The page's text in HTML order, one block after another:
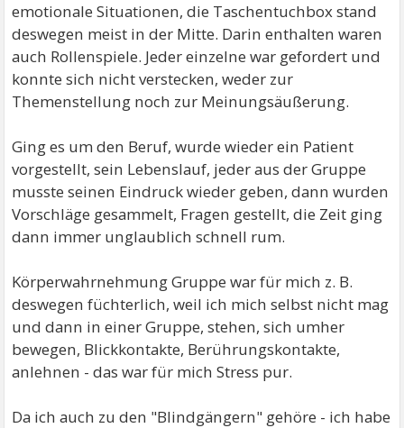
emotionale Situationen, die Taschentuchbox stand
deswegen meist in der Mitte. Darin enthalten waren
auch Rollenspiele. Jeder einzelne war gefordert und
konnte sich nicht verstecken, weder zur
Themenstellung noch zur Meinungsäußerung.
Ging es um den Beruf, wurde wieder ein Patient
vorgestellt, sein Lebenslauf, jeder aus der Gruppe
musste seinen Eindruck wieder geben, dann wurden
Vorschläge gesammelt, Fragen gestellt, die Zeit ging
dann immer unglaublich schnell rum.
Körperwahrnehmung Gruppe war für mich z. B.
deswegen füchterlich, weil ich mich selbst nicht mag
und dann in einer Gruppe, stehen, sich umher
bewegen, Blickkontakte, Berührungskontakte,
anlehnen - das war für mich Stress pur.
Da ich auch zu den "Blindgängern" gehöre - ich habe